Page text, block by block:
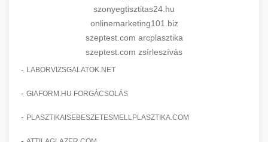
szonyegtisztitas24.hu
onlinemarketing101.biz
szeptest.com arcplasztika
szeptest.com zsírleszívás
- LABORVIZSGALATOK.NET
- GIAFORM.HU FORGÁCSOLÁS
- PLASZTIKAISEBESZETESMELLPLASZTIKA.COM